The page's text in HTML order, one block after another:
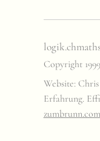
logik.chmath
Copyright
Website:
Erfahrung.
zumbrunn.com